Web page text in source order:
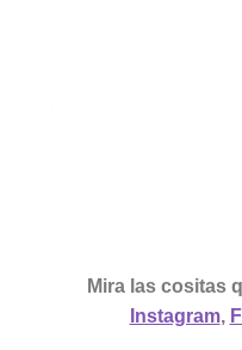
Mira las cositas
Instagram,